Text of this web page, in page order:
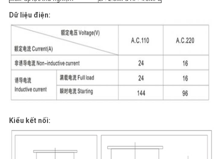
Dữ liệu điện:
Kiểu kết nối: